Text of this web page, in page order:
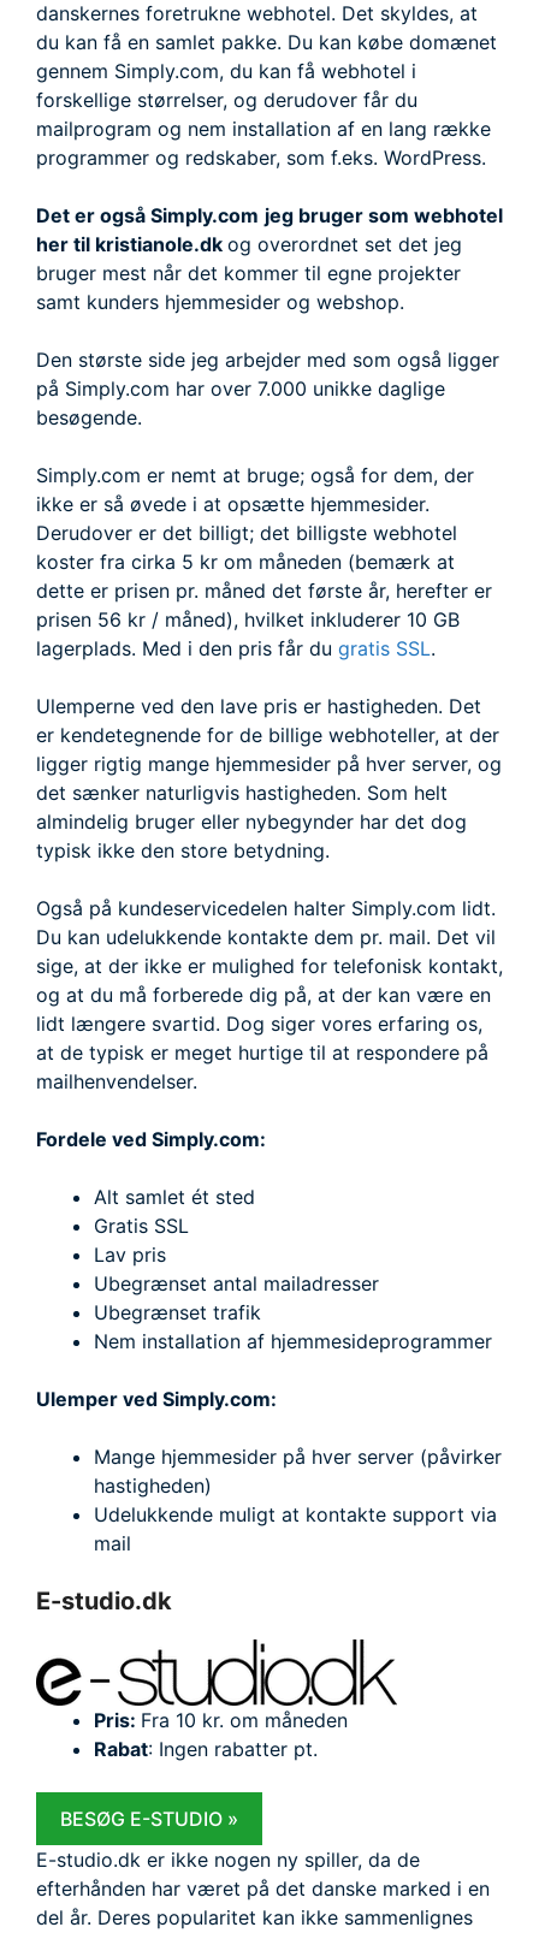
danskernes foretrukne webhotel. Det skyldes, at
du kan få en samlet pakke. Du kan købe domænet
gennem Simply.com, du kan få webhotel i
forskellige størrelser, og derudover får du
mailprogram og nem installation af en lang række
programmer og redskaber, som f.eks. WordPress.
Det er også Simply.com jeg bruger som webhotel
her til kristianole.dk og overordnet set det jeg
bruger mest når det kommer til egne projekter
samt kunders hjemmesider og webshop.
Den største side jeg arbejder med som også ligger
på Simply.com har over 7.000 unikke daglige
besøgende.
Simply.com er nemt at bruge; også for dem, der
ikke er så øvede i at opsætte hjemmesider.
Derudover er det billigt; det billigste webhotel
koster fra cirka 5 kr om måneden (bemærk at
dette er prisen pr. måned det første år, herefter er
prisen 56 kr / måned), hvilket inkluderer 10 GB
lagerplads. Med i den pris får du gratis SSL.
Ulemperne ved den lave pris er hastigheden. Det
er kendetegnende for de billige webhoteller, at der
ligger rigtig mange hjemmesider på hver server, og
det sænker naturligvis hastigheden. Som helt
almindelig bruger eller nybegynder har det dog
typisk ikke den store betydning.
Også på kundeservicedelen halter Simply.com lidt.
Du kan udelukkende kontakte dem pr. mail. Det vil
sige, at der ikke er mulighed for telefonisk kontakt,
og at du må forberede dig på, at der kan være en
lidt længere svartid. Dog siger vores erfaring os,
at de typisk er meget hurtige til at respondere på
mailhenvendelser.
Fordele ved Simply.com:
Alt samlet ét sted
Gratis SSL
Lav pris
Ubegrænset antal mailadresser
Ubegrænset trafik
Nem installation af hjemmesideprogrammer
Ulemper ved Simply.com:
Mange hjemmesider på hver server (påvirker
hastigheden)
Udelukkende muligt at kontakte support via
mail
E-studio.dk
Pris: Fra 10 kr. om måneden
Rabat: Ingen rabatter pt.
BESØG E-STUDIO »
E-studio.dk er ikke nogen ny spiller, da de
efterhånden har været på det danske marked i en
del år. Deres popularitet kan ikke sammenlignes